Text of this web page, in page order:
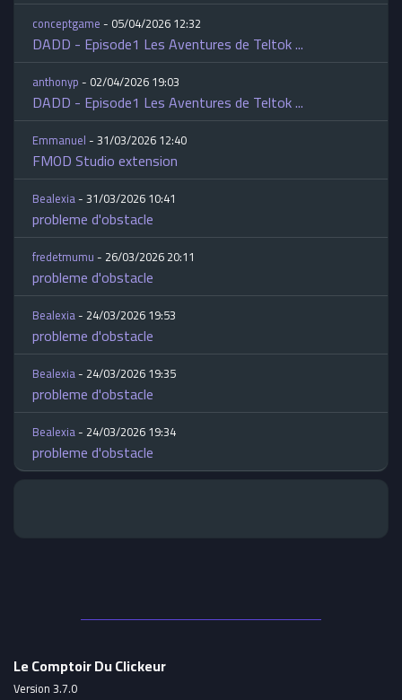
conceptgame- 05/04/2026 12:32
DADD - Episode1 Les Aventures de Teltok ...
anthonyp- 02/04/2026 19:03
DADD - Episode1 Les Aventures de Teltok ...
Emmanuel- 31/03/2026 12:40
FMOD Studio extension
Bealexia- 31/03/2026 10:41
probleme d'obstacle
fredetmumu- 26/03/2026 20:11
probleme d'obstacle
Bealexia- 24/03/2026 19:53
probleme d'obstacle
Bealexia- 24/03/2026 19:35
probleme d'obstacle
Bealexia- 24/03/2026 19:34
probleme d'obstacle
Le Comptoir Du Clickeur
Version 3.7.0